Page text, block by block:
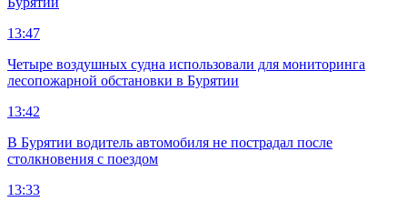
13:47
Четыре воздушных судна использовали для мониторинга
лесопожарной обстановки в Бурятии
13:42
В Бурятии водитель автомобиля не пострадал после
столкновения с поездом
13:33